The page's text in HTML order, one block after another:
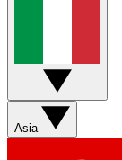
Asia